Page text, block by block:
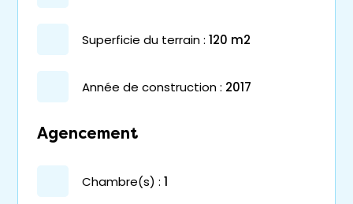
superficie du terrain : 120 m2
année de construction : 2017
Agencement
chambre(s) : 1